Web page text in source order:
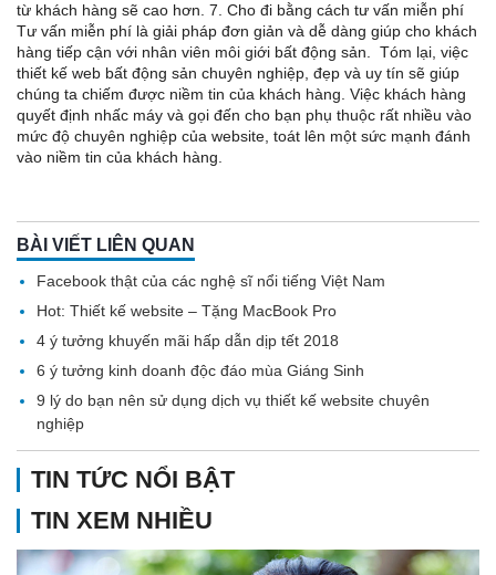
từ khách hàng sẽ cao hơn. 7. Cho đi bằng cách tư vấn miễn phí
Tư vấn miễn phí là giải pháp đơn giản và dễ dàng giúp cho khách
hàng tiếp cận với nhân viên môi giới bất động sản. Tóm lại, việc
thiết kế web bất động sản chuyên nghiệp, đẹp và uy tín sẽ giúp
chúng ta chiếm được niềm tin của khách hàng. Việc khách hàng
quyết định nhấc máy và gọi đến cho bạn phụ thuộc rất nhiều vào
mức độ chuyên nghiệp của website, toát lên một sức mạnh đánh
vào niềm tin của khách hàng.
BÀI VIẾT LIÊN QUAN
Facebook thật của các nghệ sĩ nổi tiếng Việt Nam
Hot: Thiết kế website – Tặng MacBook Pro
4 ý tưởng khuyến mãi hấp dẫn dịp tết 2018
6 ý tưởng kinh doanh độc đáo mùa Giáng Sinh
9 lý do bạn nên sử dụng dịch vụ thiết kế website chuyên
nghiệp
TIN TỨC NỔI BẬT
TIN XEM NHIỀU